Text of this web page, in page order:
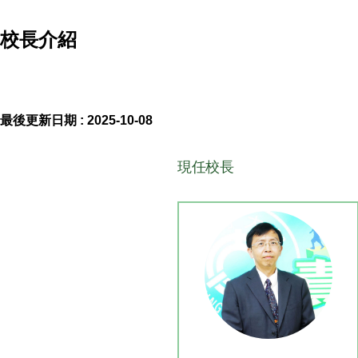
校長介紹
最後更新日期 : 2025-10-08
現任校長